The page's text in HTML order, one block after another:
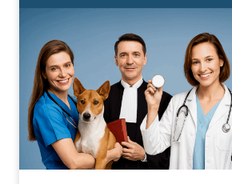
REDUCEREA
MICRO
LA
100.000
EURO
DIN
IANUARIE
2026